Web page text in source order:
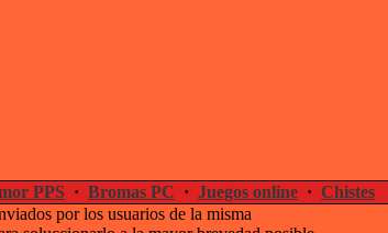
PPS · Bromas PC · Juegos online · Chistes
por los usuarios de la misma